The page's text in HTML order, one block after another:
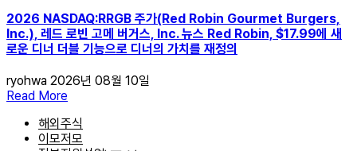
2026 NASDAQ:RRGB 주가(Red Robin Gourmet Burgers,
Inc.), 레드 로빈 고메 버거스, Inc. 뉴스 Red Robin, $17.99에 새
로운 디너 더블 기능으로 디너의 가치를 재정의
ryohwa 2026년 08월 10일
Read More
해외주식
이모저모